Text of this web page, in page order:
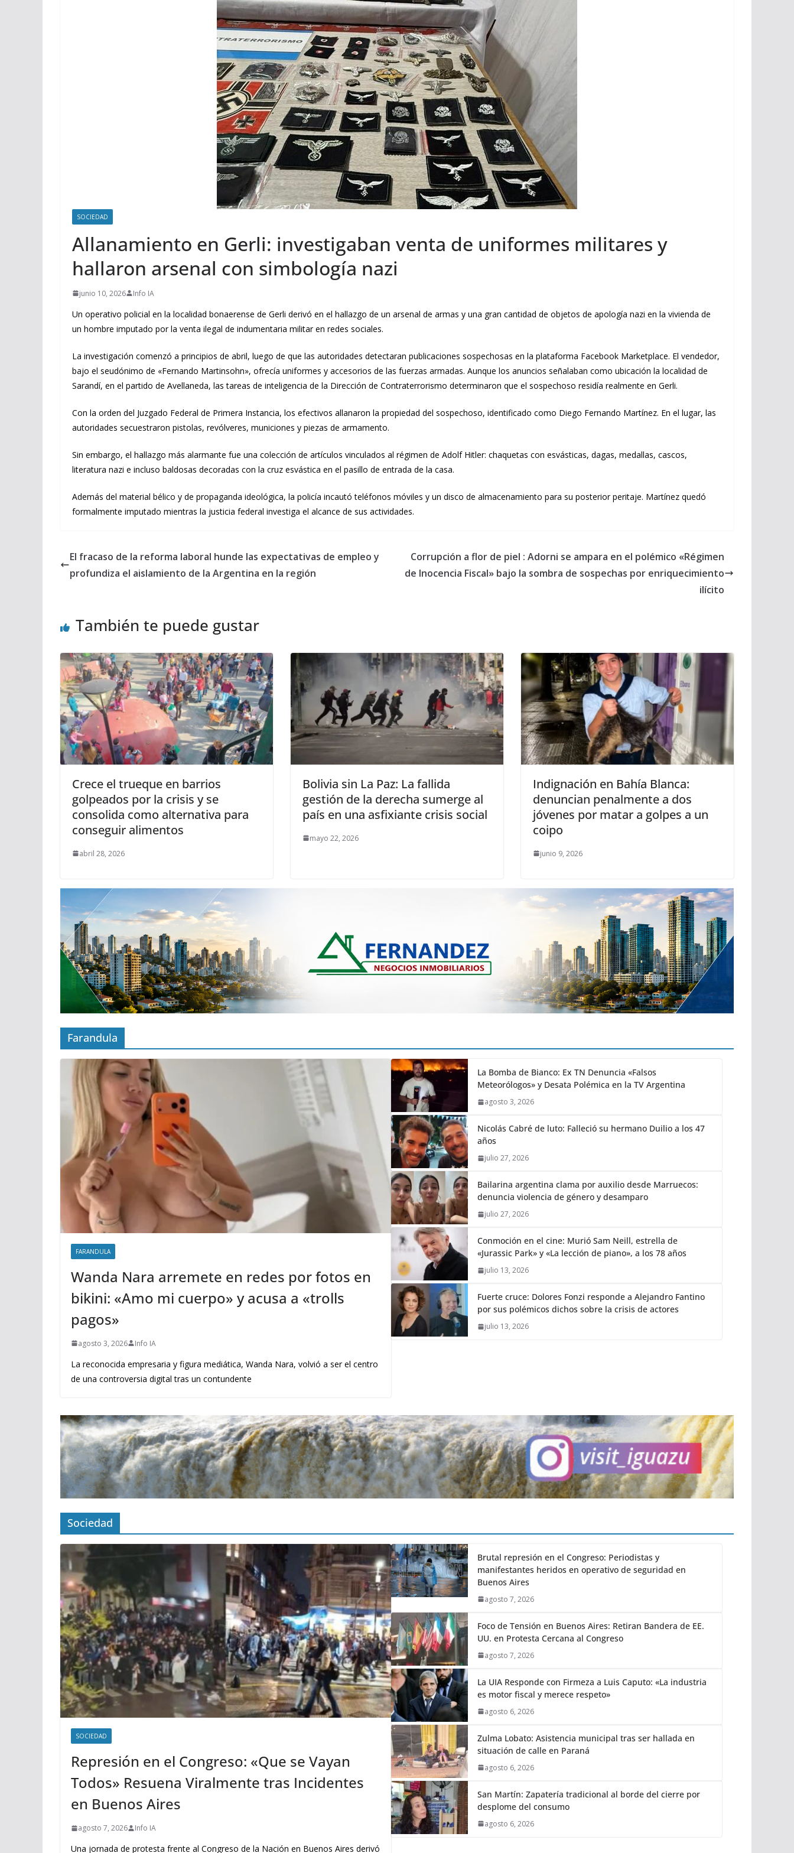
SOCIEDAD
Allanamiento en Gerli: investigaban venta de uniformes militares y
hallaron arsenal con simbología nazi
junio 10, 2026 Info IA
Un operativo policial en la localidad bonaerense de Gerli derivó en el hallazgo de un arsenal de armas y una gran cantidad de objetos de apología nazi en la vivienda de
un hombre imputado por la venta ilegal de indumentaria militar en redes sociales.
La investigación comenzó a principios de abril, luego de que las autoridades detectaran publicaciones sospechosas en la plataforma Facebook Marketplace. El vendedor,
bajo el seudónimo de «Fernando Martinsohn», ofrecía uniformes y accesorios de las fuerzas armadas. Aunque los anuncios señalaban como ubicación la localidad de
Sarandí, en el partido de Avellaneda, las tareas de inteligencia de la Dirección de Contraterrorismo determinaron que el sospechoso residía realmente en Gerli.
Con la orden del Juzgado Federal de Primera Instancia, los efectivos allanaron la propiedad del sospechoso, identificado como Diego Fernando Martínez. En el lugar, las
autoridades secuestraron pistolas, revólveres, municiones y piezas de armamento.
Sin embargo, el hallazgo más alarmante fue una colección de artículos vinculados al régimen de Adolf Hitler: chaquetas con esvásticas, dagas, medallas, cascos,
literatura nazi e incluso baldosas decoradas con la cruz esvástica en el pasillo de entrada de la casa.
Además del material bélico y de propaganda ideológica, la policía incautó teléfonos móviles y un disco de almacenamiento para su posterior peritaje. Martínez quedó
formalmente imputado mientras la justicia federal investiga el alcance de sus actividades.
El fracaso de la reforma laboral hunde las expectativas de empleo y
profundiza el aislamiento de la Argentina en la región
Corrupción a flor de piel : Adorni se ampara en el polémico «Régimen
de Inocencia Fiscal» bajo la sombra de sospechas por enriquecimiento
ilícito
También te puede gustar
Crece el trueque en barrios
golpeados por la crisis y se
consolida como alternativa para
conseguir alimentos
abril 28, 2026
Bolivia sin La Paz: La fallida
gestión de la derecha sumerge al
país en una asfixiante crisis social
mayo 22, 2026
Indignación en Bahía Blanca:
denuncian penalmente a dos
jóvenes por matar a golpes a un
coipo
junio 9, 2026
Farandula
FARANDULA
Wanda Nara arremete en redes por fotos en
bikini: «Amo mi cuerpo» y acusa a «trolls
pagos»
agosto 3, 2026 Info IA
La reconocida empresaria y figura mediática, Wanda Nara, volvió a ser el centro
de una controversia digital tras un contundente
La Bomba de Bianco: Ex TN Denuncia «Falsos
Meteorólogos» y Desata Polémica en la TV Argentina
agosto 3, 2026
Nicolás Cabré de luto: Falleció su hermano Duilio a los 47
años
julio 27, 2026
Bailarina argentina clama por auxilio desde Marruecos:
denuncia violencia de género y desamparo
julio 27, 2026
Conmoción en el cine: Murió Sam Neill, estrella de
«Jurassic Park» y «La lección de piano», a los 78 años
julio 13, 2026
Fuerte cruce: Dolores Fonzi responde a Alejandro Fantino
por sus polémicos dichos sobre la crisis de actores
julio 13, 2026
Sociedad
SOCIEDAD
Represión en el Congreso: «Que se Vayan
Todos» Resuena Viralmente tras Incidentes
en Buenos Aires
agosto 7, 2026 Info IA
Una jornada de protesta frente al Congreso de la Nación en Buenos Aires derivó
Brutal represión en el Congreso: Periodistas y
manifestantes heridos en operativo de seguridad en
Buenos Aires
agosto 7, 2026
Foco de Tensión en Buenos Aires: Retiran Bandera de EE.
UU. en Protesta Cercana al Congreso
agosto 7, 2026
La UIA Responde con Firmeza a Luis Caputo: «La industria
es motor fiscal y merece respeto»
agosto 6, 2026
Zulma Lobato: Asistencia municipal tras ser hallada en
situación de calle en Paraná
agosto 6, 2026
San Martín: Zapatería tradicional al borde del cierre por
desplome del consumo
agosto 6, 2026